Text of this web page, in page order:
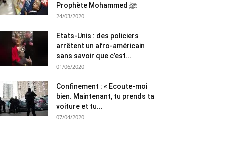
Prophète Mohammed ﷺ
24/03/2020
Etats-Unis : des policiers
arrêtent un afro-américain
sans savoir que c’est...
01/06/2020
Confinement : « Ecoute-moi
bien. Maintenant, tu prends ta
voiture et tu...
07/04/2020